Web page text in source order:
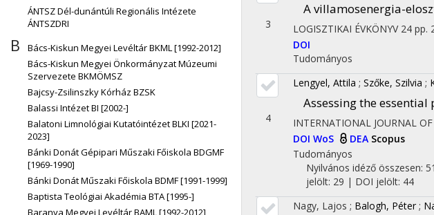
ÁNTSZ Dél-dunántúli Regionális Intézete
ÁNTSZDRI
B
Bács-Kiskun Megyei Levéltár BKML [1992-2012]
Bács-Kiskun Megyei Önkormányzat Múzeumi
Szervezete BKMÖMSZ
Bajcsy-Zsilinszky Kórház BZSK
Balassi Intézet BI [2002-]
Balatoni Limnológiai Kutatóintézet BLKI [2021-
2023]
Bánki Donát Gépipari Műszaki Főiskola BDGMF
[1969-1990]
Bánki Donát Műszaki Főiskola BDMF [1991-1999]
Baptista Teológiai Akadémia BTA [1995-]
Baranya Megyei Levéltár BAML [1992-2012]
3
A villamosenergia-
LOGISZTIKAI ÉVKÖNYV 24 pp.
DOI
Tudományos
4
Lengyel, Attila ; Szőke, Szilvia ;
Assessing the
INTERNATIONAL JOURNAL
DOI WoS DEA Scopus
Tudományos
Nyilvános idéző összesen: 51
jelölt: 29 | DOI jelölt: 44
Nagy, Lajos ; Balogh, Péter ;